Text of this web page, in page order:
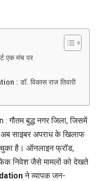
एक मंच पर
: डॉ. विकास राज तिवारी
गौतम बुद्ध नगर जिला, जिसमें
अब साइबर अपराध के खिलाफ
है। ऑनलाइन फ्रॉड,
निवेश जैसे मामलों को देखते
ने व्यापक जन-